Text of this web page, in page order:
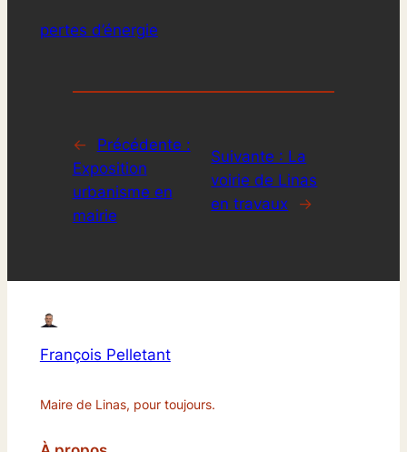
pertes d’énergie
←
Précédente :
Exposition
urbanisme en
mairie
Suivante : La
voirie de Linas
en travaux
→
François Pelletant
Maire de Linas, pour toujours.